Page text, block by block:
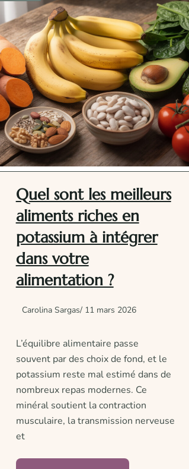
Quel sont les meilleurs
aliments riches en
potassium à intégrer
dans votre
alimentation ?
Carolina Sargas/ 11 mars 2026
L’équilibre alimentaire passe
souvent par des choix de fond, et le
potassium reste mal estimé dans de
nombreux repas modernes. Ce
minéral soutient la contraction
musculaire, la transmission nerveuse
et